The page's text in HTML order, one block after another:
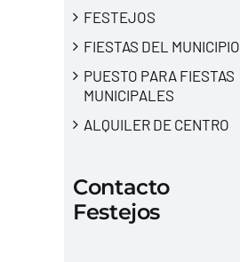
FESTEJOS
FIESTAS DEL MUNICIPIO
PUESTO PARA FIESTAS
MUNICIPALES
ALQUILER DE CENTRO
Contacto
Festejos